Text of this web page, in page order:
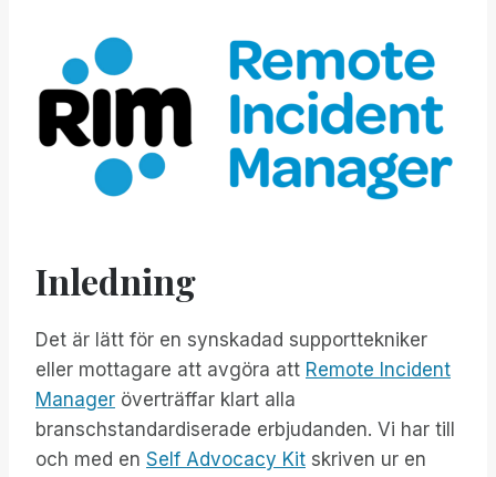
Inledning
Det är lätt för en synskadad supporttekniker
eller mottagare att avgöra att Remote Incident
Manager överträffar klart alla
branschstandardiserade erbjudanden. Vi har till
och med en Self Advocacy Kit skriven ur en